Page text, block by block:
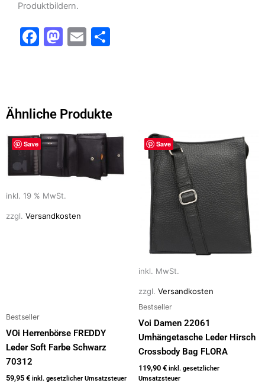
Produktbildern.
F
b
o
o
k
M
d
o
n
E
Ähnliche Produkte
Save
inkl. 19 % MwSt.
zzgl. Versandkosten
Bestseller
VOi Herrenbörse FREDDY
Leder Soft Farbe Schwarz
70312
59,95 € inkl. gesetzlicher Umsatzsteuer
Save
inkl. MwSt.
zzgl. Versandkosten
Bestseller
Voi Damen 22061
Umhängetasche Leder Hirsch
Crossbody Bag FLORA
119,90 € inkl. gesetzlicher
Umsatzsteuer
Dieses
Produkt
weist
mehrere
Varianten
auf.
Optionen
können
Produktseite
gewählt
werden